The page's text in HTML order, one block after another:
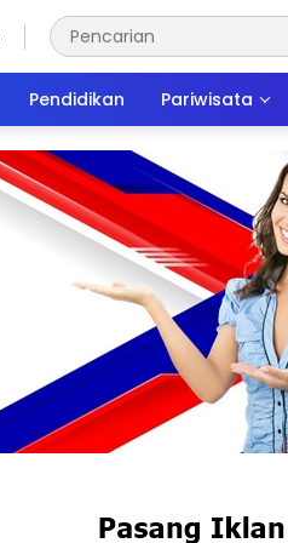
Pendidikan Pariwisata